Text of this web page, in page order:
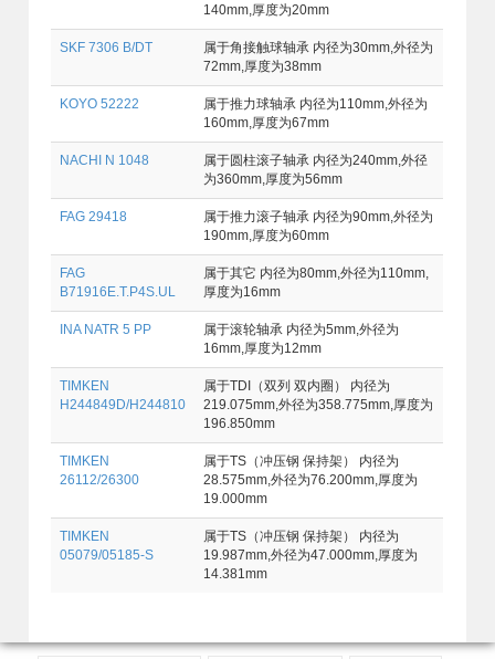
140mm,厚度为20mm
SKF 7306 B/DT
属于角接触球轴承 内径为30mm,外径为
72mm,厚度为38mm
KOYO 52222
属于推力球轴承 内径为110mm,外径为
160mm,厚度为67mm
NACHI N 1048
属于圆柱滚子轴承 内径为240mm,外径
为360mm,厚度为56mm
FAG 29418
属于推力滚子轴承 内径为90mm,外径为
190mm,厚度为60mm
FAG
B71916E.T.P4S.UL
属于其它 内径为80mm,外径为110mm,
厚度为16mm
INA NATR 5 PP
属于滚轮轴承 内径为5mm,外径为
16mm,厚度为12mm
TIMKEN
H244849D/H244810
属于TDI（双列 双内圈） 内径为
219.075mm,外径为358.775mm,厚度为
196.850mm
TIMKEN
26112/26300
属于TS（冲压钢 保持架） 内径为
28.575mm,外径为76.200mm,厚度为
19.000mm
TIMKEN
05079/05185-S
属于TS（冲压钢 保持架） 内径为
19.987mm,外径为47.000mm,厚度为
14.381mm